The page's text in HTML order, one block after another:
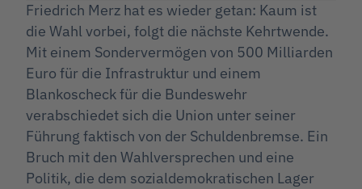
Friedrich Merz hat es wieder getan: Kaum ist
die Wahl vorbei, folgt die nächste Kehrtwende.
Mit einem Sondervermögen von 500 Milliarden
Euro für die Infrastruktur und einem
Blankoscheck für die Bundeswehr
verabschiedet sich die Union unter seiner
Führung faktisch von der Schuldenbremse. Ein
Bruch mit den Wahlversprechen und eine
Politik, die dem sozialdemokratischen Lager